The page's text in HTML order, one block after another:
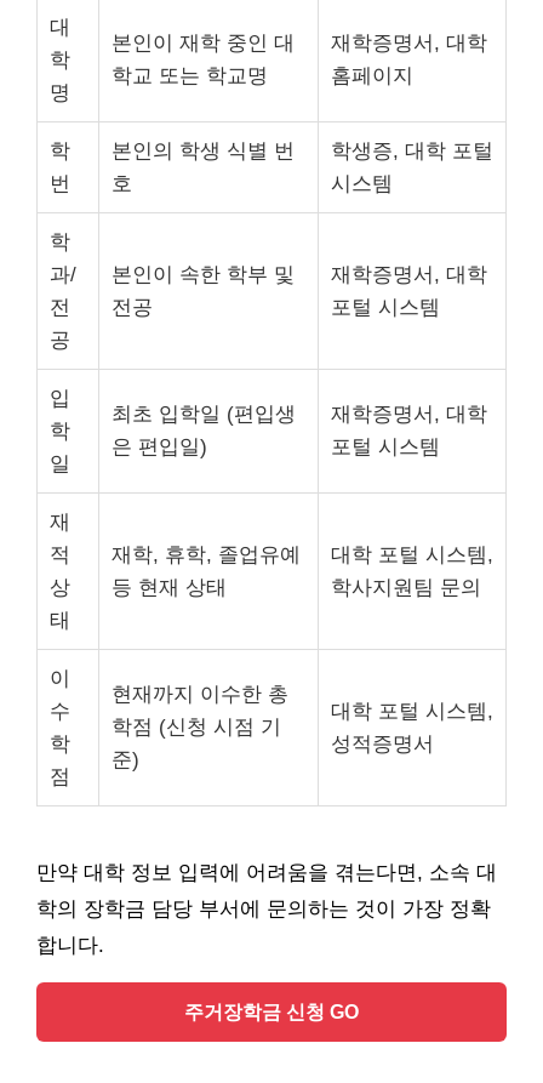
대
학
명
본인이 재학 중인 대
학교 또는 학교명
재학증명서, 대학
홈페이지
학
번
본인의 학생 식별 번
호
학생증, 대학 포털
시스템
학
과/
전
공
본인이 속한 학부 및
전공
재학증명서, 대학
포털 시스템
입
학
일
최초 입학일 (편입생
은 편입일)
재학증명서, 대학
포털 시스템
재
적
상
태
재학, 휴학, 졸업유예
등 현재 상태
대학 포털 시스템,
학사지원팀 문의
이
수
학
점
현재까지 이수한 총
학점 (신청 시점 기
준)
대학 포털 시스템,
성적증명서
만약 대학 정보 입력에 어려움을 겪는다면, 소속 대
학의 장학금 담당 부서에 문의하는 것이 가장 정확
합니다.
주거장학금 신청 GO